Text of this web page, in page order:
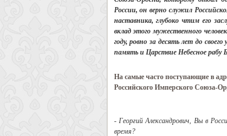
России, он верно служил
наставника, глубоко чтим его
вклад этого мужественного
году, ровно за десять лет до
память и Царствие Небесное рабу
На самые часто поступающие в
Российского Имперского Союза-
- Георгий Александрович, Вы в
время?